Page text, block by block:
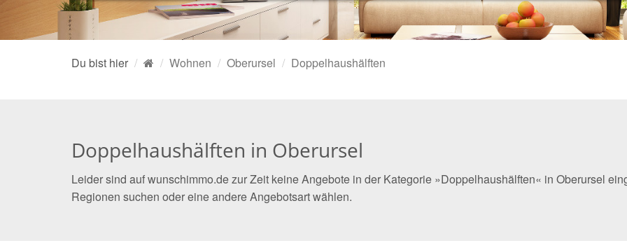
Du bist hier Wohnen Oberursel Doppelhaushälften
Doppelhaushälften in Oberursel
Leider sind auf wunschimmo.de zur Zeit keine Angebote in der Kategorie »Doppelhaushälften« in Oberursel
Regionen suchen oder eine andere Angebotsart wählen.